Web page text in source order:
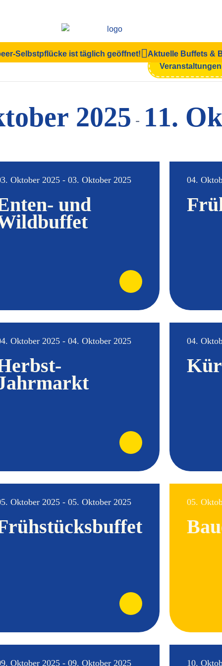
Selbstpflücke ist täglich geöffnet! Aktuelle Buffets &
2025 - 11.
Oktober 2025 - 03. Oktober 2025
und
04.
Oktober 2025 - 04. Oktober 2025 04.
Oktober 2025 - 05. Oktober 2025 05.
Oktober 2025 - 09. Oktober 2025 10.